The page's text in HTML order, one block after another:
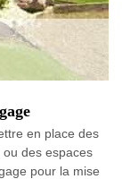
en place des
des espaces
pour la mise